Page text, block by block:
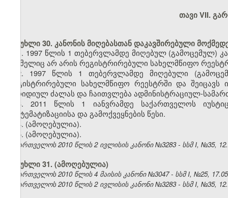
თავი VII.
მუხლი 30. კანონის მიღებასთან დაკავშირებული
1. 1997 წლის 1 თებერვლამდე მიღებულ (გამოცემულ)
რომელიც არ არის რეგისტრირებული სახელმწიფო
2. 1997 წლის 1 თებერვლამდე მიღებული
რეგისტრირებული სახელმწიფო რეესტრში და
იურიდიულ ძალას და ჩაითვლება ადმინისტრაციულ-
3.2011 წლის 1 იანვრამდე საქართველოს
სისტემატიზაციისა და გამოქვეყნების წესი.
4. (ამოღებულია).
5. (ამოღებულია).
საქართველოს 2010 წლის 2 ივლისის კანონი №3283 - სსმ I, №35,
მუხლი 31. (ამოღებულია)
საქართველოს 2010 წლის 4 მაისის კანონი №3047 - სსმ I, №25,
საქართველოს 2010 წლის 2 ივლისის კანონი №3283 - სსმ I, №35,